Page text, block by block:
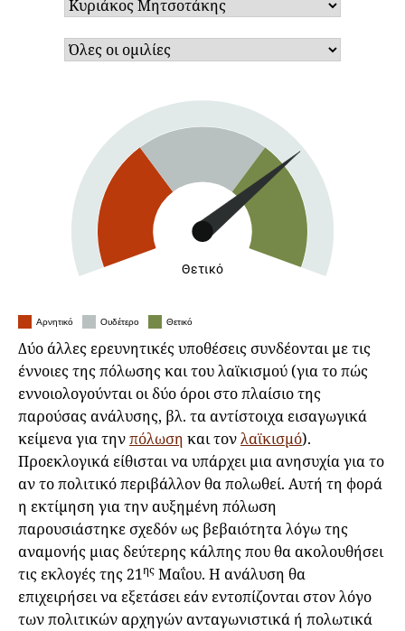
Θετικό
Αρνητικό Ουδέτερο Θετικό
Δύο άλλες ερευνητικές υποθέσεις συνδέονται με τις
έννοιες της πόλωσης και του λαϊκισμού (για το πώς
εννοιολογούνται οι δύο όροι στο πλαίσιο της
παρούσας ανάλυσης, βλ. τα αντίστοιχα εισαγωγικά
κείμενα για τηνπόλωση και τονλαϊκισμό).
Προεκλογικά είθισται να υπάρχει μια ανησυχία για το
αν το πολιτικό περιβάλλον θα πολωθεί. Αυτή τη φορά
η εκτίμηση για την αυξημένη πόλωση
παρουσιάστηκε σχεδόν ως βεβαιότητα λόγω της
αναμονής μιας δεύτερης κάλπης που θα ακολουθήσει
τις εκλογές της 21ης Μαΐου. Η ανάλυση θα
επιχειρήσει να εξετάσει εάν εντοπίζονται στον λόγο
των πολιτικών αρχηγών ανταγωνιστικά ή πολωτικά